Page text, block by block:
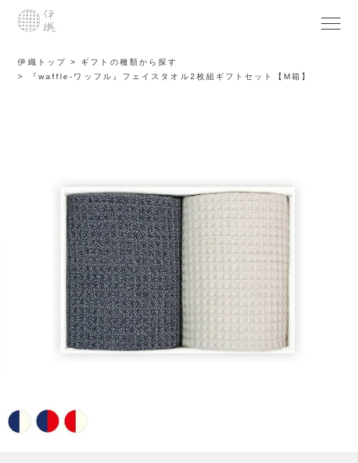
伊織トップ
ギフトの種類から探す
『waffle-ワッフル』フェイスタオル2枚組ギフトセット【M箱】